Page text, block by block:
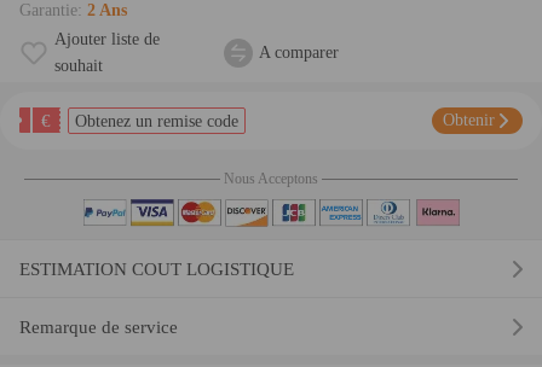
Garantie: 2 Ans
Ajouter liste de
souhait
A comparer
€ Obtenez un remise code Obtenir
Nous Acceptons
ESTIMATION COUT LOGISTIQUE
Remarque de service